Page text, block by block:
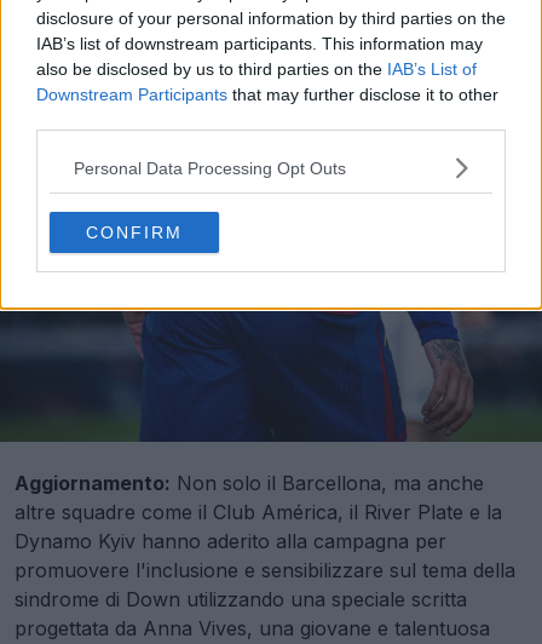
disclosure of your personal information by third parties on the
IAB’s list of downstream participants. This information may
also be disclosed by us to third parties on the IAB’s List of
Downstream Participants that may further disclose it to other
Personal Data Processing Opt Outs
CONFIRM
Aggiornamento: Non solo il Barcellona, ma anche
altre squadre come il Club América, il River Plate e la
Dynamo Kyiv hanno aderito alla campagna per
promuovere l'inclusione e sensibilizzare sul tema della
sindrome di Down utilizzando una speciale scritta
progettata da Anna Vives, una giovane e talentuosa